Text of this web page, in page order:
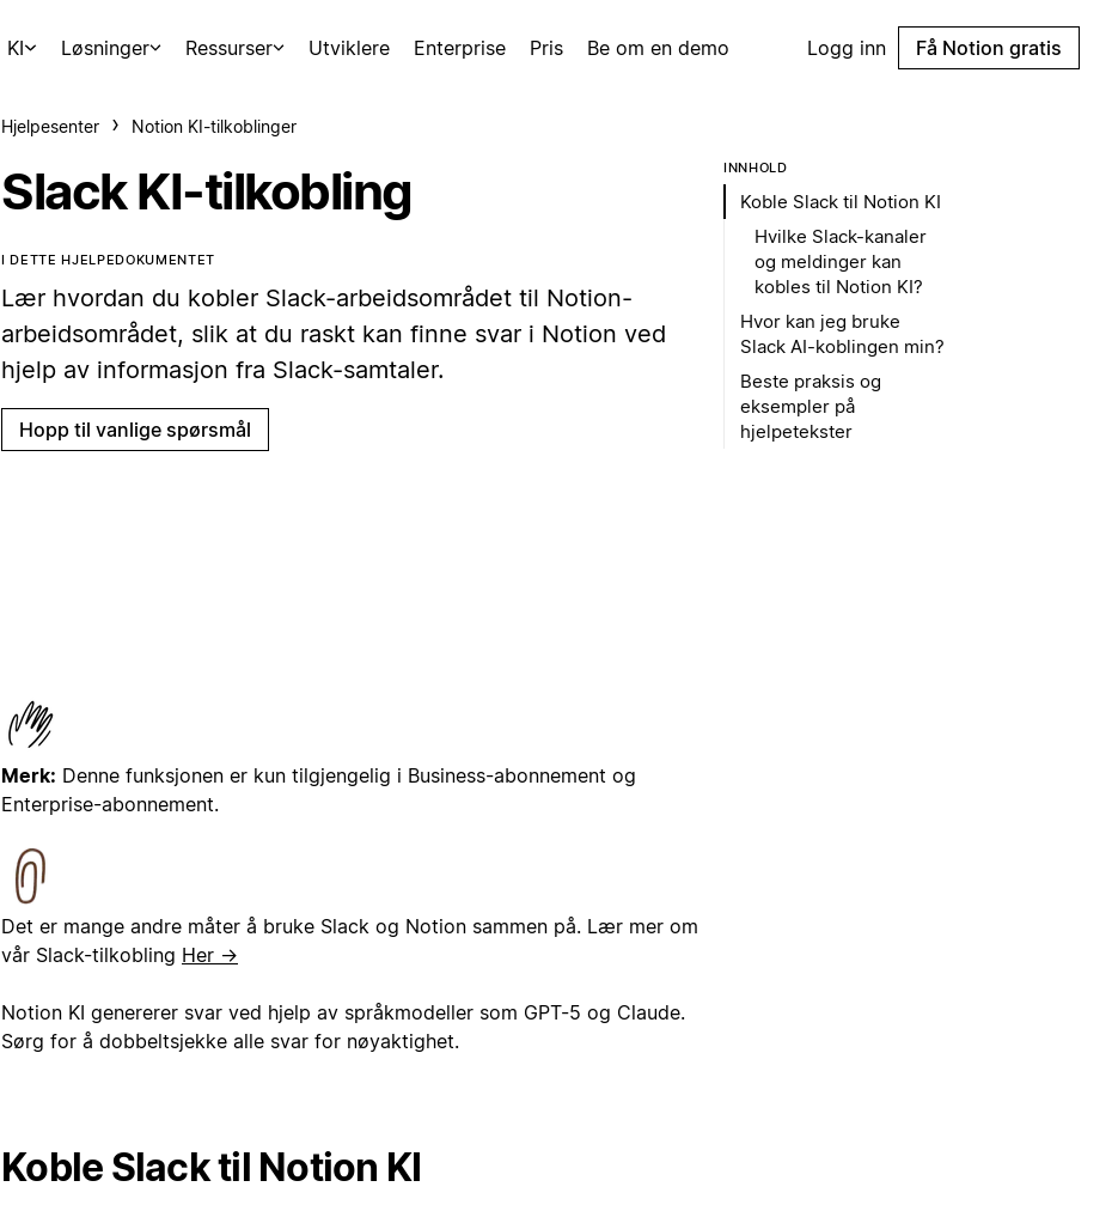
KI Løsninger Ressurser Utviklere Enterprise Pris Be om en demo Logg inn Få Notion gratis
Hjelpesenter Notion KI-tilkoblinger
Slack KI-tilkobling
I DETTE HJELPEDOKUMENTET
Lær hvordan du kobler Slack-arbeidsområdet til Notion-
arbeidsområdet, slik at du raskt kan finne svar i Notion ved
hjelp av informasjon fra Slack-samtaler.
Hopp til vanlige spørsmål
Merk: Denne funksjonen er kun tilgjengelig i Business-abonnement og
Enterprise-abonnement.
Det er mange andre måter å bruke Slack og Notion sammen på. Lær mer om
vår Slack-tilkobling Her →
Notion KI genererer svar ved hjelp av språkmodeller som GPT-5 og Claude.
Sørg for å dobbeltsjekke alle svar for nøyaktighet.
Koble Slack til Notion KI
INNHOLD
Koble Slack til Notion KI
Hvilke Slack-kanaler
og meldinger kan
kobles til Notion KI?
Hvor kan jeg bruke
Slack AI-koblingen min?
Beste praksis og
eksempler på
hjelpetekster